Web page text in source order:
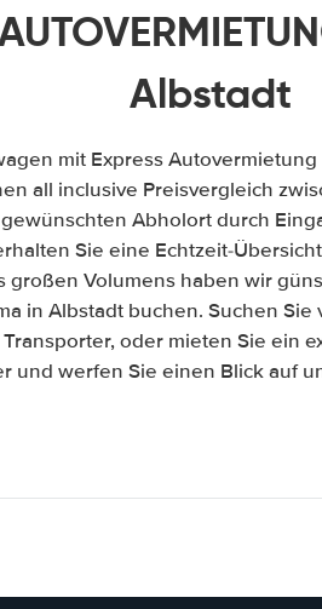
Albstadt
mit Express
all inclusive Preisvergleich
Abholort durch
Sie eine Echtzeit-
großen Volumens haben wir
in Albstadt buchen. Suchen
oder mieten Sie ein
und werfen Sie einen Blick auf